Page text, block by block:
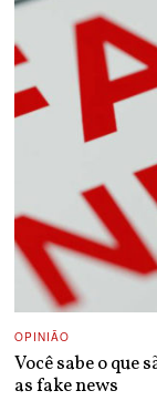
OPINIÃO
Você sabe o que
as fake news